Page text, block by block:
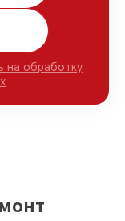
на обработку